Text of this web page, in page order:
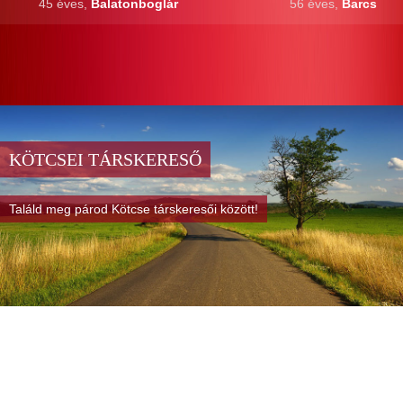
45 éves, Balatonboglár
56 éves, Barcs
KÖTCSEI TÁRSKERESŐ
Találd meg párod Kötcse társkeresői között!